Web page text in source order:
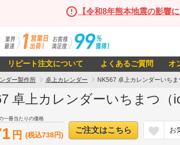
【令和8年熊本地震の影響
リピート注文について よくあるご質問 オ
ダー製作所 卓上カレンダー NK567 卓上カレンダーいちま
卓上カレンダーいちまつ（
一冊当たりの価格
円 (税込738円)
ご注文はこちら お